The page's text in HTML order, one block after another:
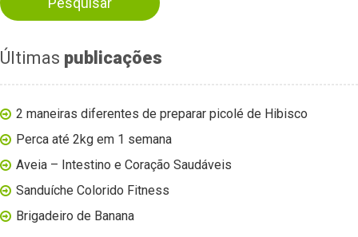
Últimas publicações
2 maneiras diferentes de preparar picolé de Hibisco
Perca até 2kg em 1 semana
Aveia – Intestino e Coração Saudáveis
Sanduíche Colorido Fitness
Brigadeiro de Banana